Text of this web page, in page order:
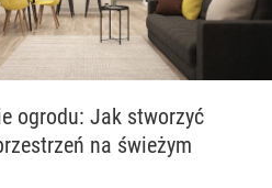
ogrodu: Jak stworzyć
na świeżym